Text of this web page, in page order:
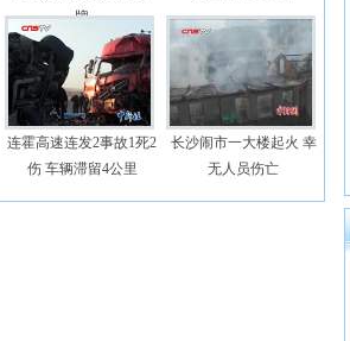
牌
连霍高速连发2事故1死2
伤 车辆滞留4公里
长沙闹市一大楼起火 幸
无人员伤亡